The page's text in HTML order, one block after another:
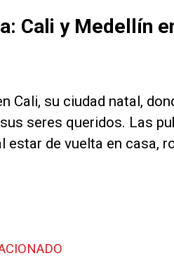
Cali y Medellín
Cali, su ciudad natal,
seres queridos. Las
estar de vuelta en casa,